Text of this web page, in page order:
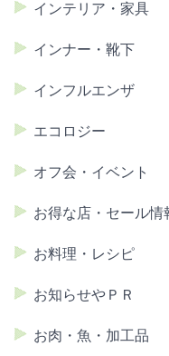
インテリア・家具
インナー・靴下
インフルエンザ
エコロジー
オフ会・イベント
お得な店・セール情
お料理・レシピ
お知らせやＰＲ
お肉・魚・加工品